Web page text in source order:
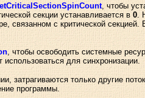
, чтобы
секции устанавливается в 0 .
с критической
, чтобы освободить системные
для синхронизации.
затрагиваются только другие
программы.